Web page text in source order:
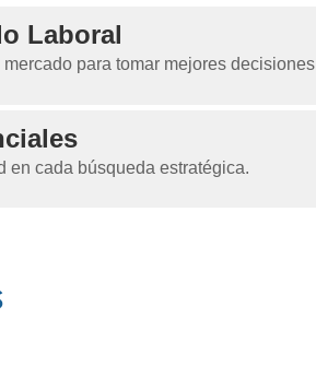
Laboral
para tomar mejores decisiones
en cada búsqueda estratégica.